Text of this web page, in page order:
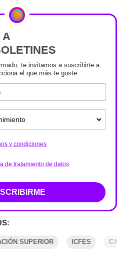
A
te invitamos a suscribirte a
el que más te guste.
y condiciones
de tratamiento de datos
SUPERIOR ICFES